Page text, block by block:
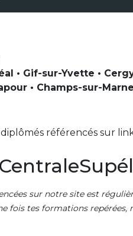
• Gif-sur-Yvette •
• Champs-sur-
diplômés référencés sur
sur notre site est
fois tes formations